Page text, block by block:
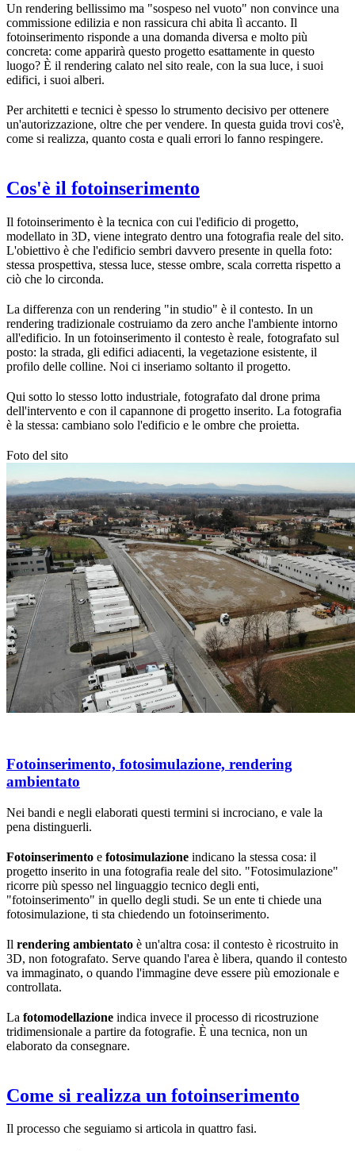
Un rendering bellissimo ma "sospeso nel vuoto" non convince una
commissione edilizia e non rassicura chi abita lì accanto. Il
fotoinserimento risponde a una domanda diversa e molto più
concreta: come apparirà questo progetto esattamente in questo
luogo? È il rendering calato nel sito reale, con la sua luce, i suoi
edifici, i suoi alberi.
Per architetti e tecnici è spesso lo strumento decisivo per ottenere
un'autorizzazione, oltre che per vendere. In questa guida trovi cos'è,
come si realizza, quanto costa e quali errori lo fanno respingere.
Cos'è il fotoinserimento
Il fotoinserimento è la tecnica con cui l'edificio di progetto,
modellato in 3D, viene integrato dentro una fotografia reale del sito.
L'obiettivo è che l'edificio sembri davvero presente in quella foto:
stessa prospettiva, stessa luce, stesse ombre, scala corretta rispetto a
ciò che lo circonda.
La differenza con un rendering "in studio" è il contesto. In un
rendering tradizionale costruiamo da zero anche l'ambiente intorno
all'edificio. In un fotoinserimento il contesto è reale, fotografato sul
posto: la strada, gli edifici adiacenti, la vegetazione esistente, il
profilo delle colline. Noi ci inseriamo soltanto il progetto.
Qui sotto lo stesso lotto industriale, fotografato dal drone prima
dell'intervento e con il capannone di progetto inserito. La fotografia
è la stessa: cambiano solo l'edificio e le ombre che proietta.
Foto del sito
Fotoinserimento, fotosimulazione, rendering
ambientato
Nei bandi e negli elaborati questi termini si incrociano, e vale la
pena distinguerli.
Fotoinserimento e fotosimulazione indicano la stessa cosa: il
progetto inserito in una fotografia reale del sito. "Fotosimulazione"
ricorre più spesso nel linguaggio tecnico degli enti,
"fotoinserimento" in quello degli studi. Se un ente ti chiede una
fotosimulazione, ti sta chiedendo un fotoinserimento.
Il rendering ambientato è un'altra cosa: il contesto è ricostruito in
3D, non fotografato. Serve quando l'area è libera, quando il contesto
va immaginato, o quando l'immagine deve essere più emozionale e
controllata.
La fotomodellazione indica invece il processo di ricostruzione
tridimensionale a partire da fotografie. È una tecnica, non un
elaborato da consegnare.
Come si realizza un fotoinserimento
Il processo che seguiamo si articola in quattro fasi.